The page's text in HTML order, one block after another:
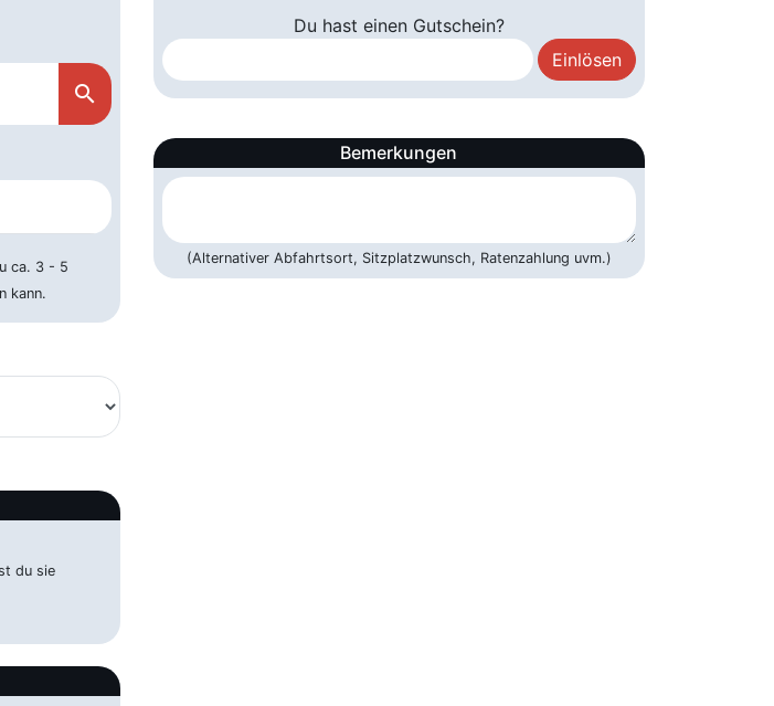
search
ca. 3 - 5
kann.
du sie
Du hast einen Gutschein?
Bemerkungen
(Alternativer Abfahrtsort, Sitzplatzwunsch, Ratenzahlung uvm.)